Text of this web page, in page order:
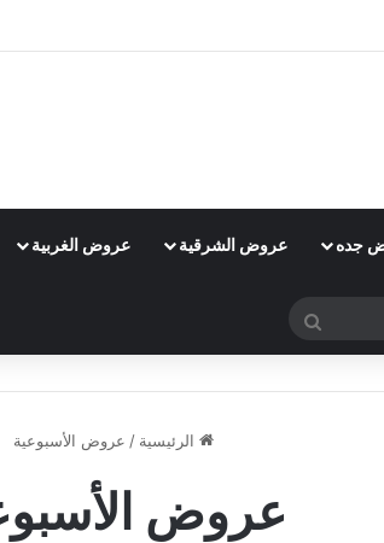
جده عروض الشرقية عروض الغربية
بحث
الرئيسية / عروض الأسبوعية
عروض